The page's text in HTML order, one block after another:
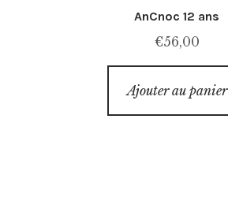
AnCnoc 12 ans
€56,00
Ajouter au panier